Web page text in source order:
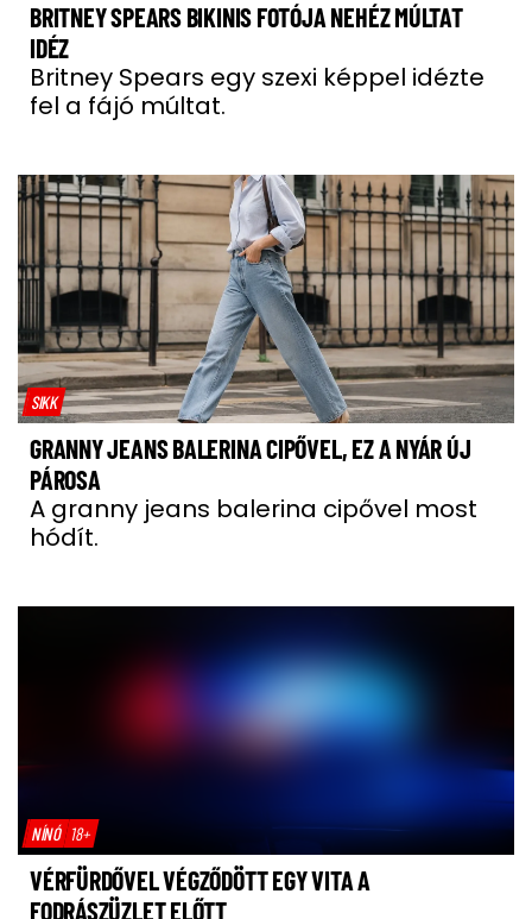
BRITNEY SPEARS BIKINIS FOTÓJA NEHÉZ MÚLTAT
IDÉZ
Britney Spears egy szexi képpel idézte
fel a fájó múltat.
SIKK
GRANNY JEANS BALERINA CIPŐVEL, EZ A NYÁR ÚJ
PÁROSA
A granny jeans balerina cipővel most
hódít.
NÍNÓ 18+
VÉRFÜRDŐVEL VÉGZŐDÖTT EGY VITA A
FODRÁSZÜZLET ELŐTT